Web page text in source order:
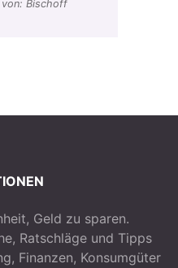
Bischoff
Geld zu sparen.
Ratschläge und Tipps
Finanzen, Konsumgüter